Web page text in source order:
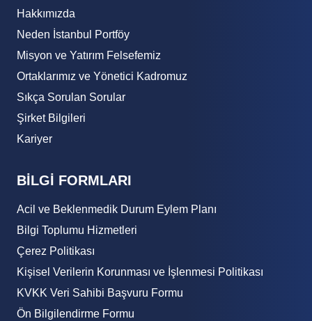
Hakkımızda
Neden İstanbul Portföy
Misyon ve Yatırım Felsefemiz
Ortaklarımız ve Yönetici Kadromuz
Sıkça Sorulan Sorular
Şirket Bilgileri
Kariyer
BİLGİ FORMLARI
Acil ve Beklenmedik Durum Eylem Planı
Bilgi Toplumu Hizmetleri
Çerez Politikası
Kişisel Verilerin Korunması ve İşlenmesi Politikası
KVKK Veri Sahibi Başvuru Formu
Ön Bilgilendirme Formu